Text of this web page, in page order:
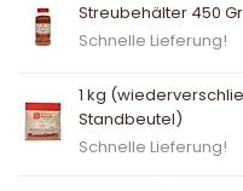
Streubehälter 450
Schnelle Lieferung!
1 kg
Standbeutel)
Schnelle Lieferung!